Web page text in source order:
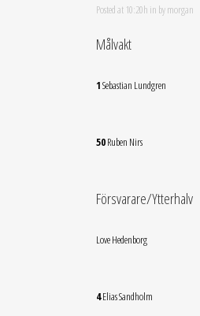
Posted at 10:20h in bymorgan
Målvakt
1Sebastian Lundgren
50Ruben Nirs
Försvarare/Ytterhalv
Love Hedenborg
4Elias Sandholm